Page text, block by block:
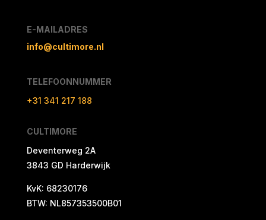
E-MAILADRES
info@cultimore.nl
TELEFOONNUMMER
+31 341 217 188
CULTIMORE
Deventerweg 2A
3843 GD Harderwijk
KvK: 68230176
BTW: NL857353500B01